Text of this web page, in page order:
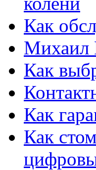
Как
Михаил
Как
Как
Как